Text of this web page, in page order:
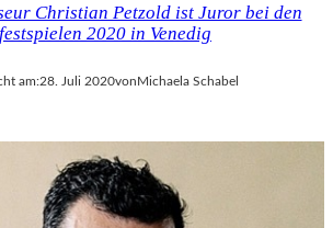
Christian Petzold ist Juror bei den
2020 in Venedig
am:28. Juli 2020von Michaela Schabel